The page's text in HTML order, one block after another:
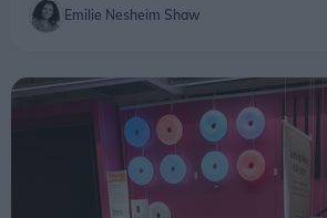
Emilie Nesheim Shaw